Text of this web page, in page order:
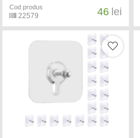
Cod produs
22579 46 lei